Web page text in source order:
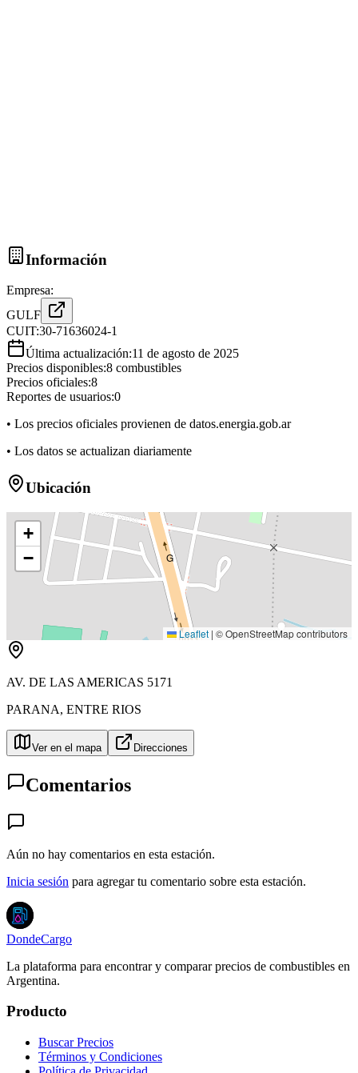
Información
Empresa:
GULF
CUIT:30-71636024-1
Última actualización:11 de agosto de 2025
Precios disponibles:8 combustibles
Precios oficiales:8
Reportes de usuarios:0
• Los precios oficiales provienen de datos.energia.gob.ar
• Los datos se actualizan diariamente
Ubicación
G
+
−
Leaflet | © OpenStreetMap contributors
AV. DE LAS AMERICAS 5171
PARANA, ENTRE RIOS
Ver en el mapa Direcciones
Comentarios
Aún no hay comentarios en esta estación.
Inicia sesión para agregar tu comentario sobre esta estación.
DondeCargo
La plataforma para encontrar y comparar precios de combustibles en
Argentina.
Producto
Buscar Precios
Términos y Condiciones